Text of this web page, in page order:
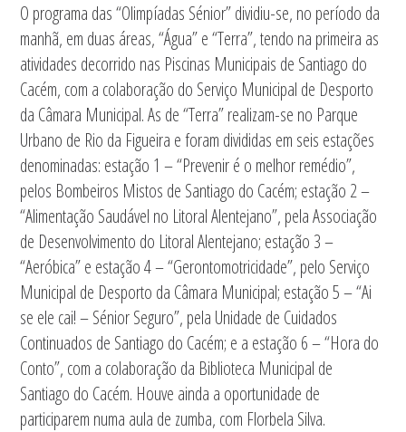
O programa das “Olimpíadas Sénior” dividiu-se, no período da
manhã, em duas áreas, “Água” e “Terra”, tendo na primeira as
atividades decorrido nas Piscinas Municipais de Santiago do
Cacém, com a colaboração do Serviço Municipal de Desporto
da Câmara Municipal. As de “Terra” realizam-se no Parque
Urbano de Rio da Figueira e foram divididas em seis estações
denominadas: estação 1 – “Prevenir é o melhor remédio”,
pelos Bombeiros Mistos de Santiago do Cacém; estação 2 –
“Alimentação Saudável no Litoral Alentejano”, pela Associação
de Desenvolvimento do Litoral Alentejano; estação 3 –
“Aeróbica” e estação 4 – “Gerontomotricidade”, pelo Serviço
Municipal de Desporto da Câmara Municipal; estação 5 – “Ai
se ele cai! – Sénior Seguro”, pela Unidade de Cuidados
Continuados de Santiago do Cacém; e a estação 6 – “Hora do
Conto”, com a colaboração da Biblioteca Municipal de
Santiago do Cacém. Houve ainda a oportunidade de
participarem numa aula de zumba, com Florbela Silva.